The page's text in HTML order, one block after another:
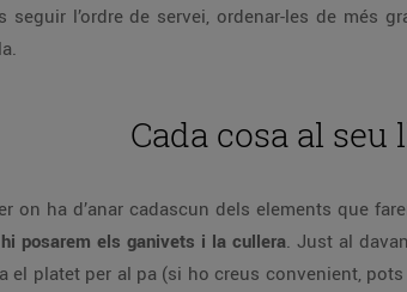
l’ordre de servei, ordenar-les de més
Cada cosa al seu
on ha d’anar cadascun dels elements que
posarem els ganivets i la cullera. Just al
el platet per al pa (si ho creus convenient,